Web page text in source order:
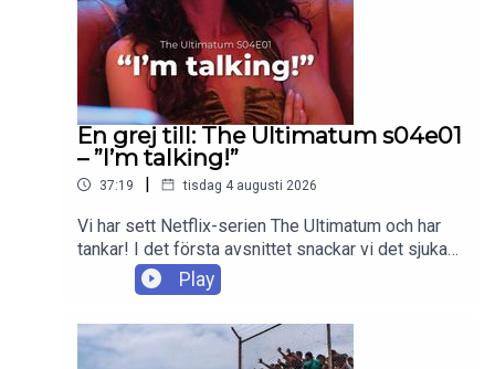
En grej till: The Ultimatum s04e01
– ”I’m talking!”
37:19 | tisdag 4 augusti 2026
Vi har sett Netflix-serien The Ultimatum och har
tankar! I det första avsnittet snackar vi det sjuka i
att över huvud taget vara med i den här serien, par
som är för gamla och för unga, stenade Edris,
Alex, hetsiga Hayley + mycket mer. Enjoy!
Play